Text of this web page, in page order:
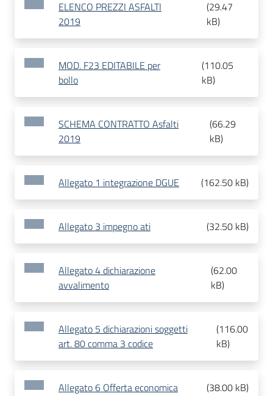
ELENCO PREZZI ASFALTI
2019
(29.47
kB)
MOD. F23 EDITABILE per
bollo
(110.05
kB)
SCHEMA CONTRATTO Asfalti
2019
(66.29
kB)
Allegato 1 integrazione DGUE (162.50 kB)
Allegato 3 impegno ati (32.50 kB)
Allegato 4 dichiarazione
avvalimento
(62.00
kB)
Allegato 5 dichiarazioni soggetti
art. 80 comma 3 codice
(116.00
kB)
Allegato 6 Offerta economica (38.00 kB)